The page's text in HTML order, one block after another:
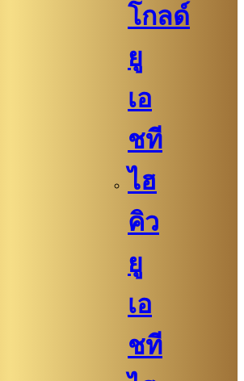
โกลด์
ยู
เอ
ชที
ไฮ
คิว
ยู
เอ
ชที